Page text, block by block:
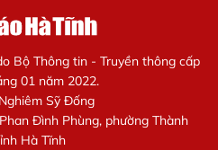
Bộ Thông tin - Truyền thông cấp
01 năm 2022.
Sỹ Đống
Đình Phùng, phường Thành
Hà Tĩnh